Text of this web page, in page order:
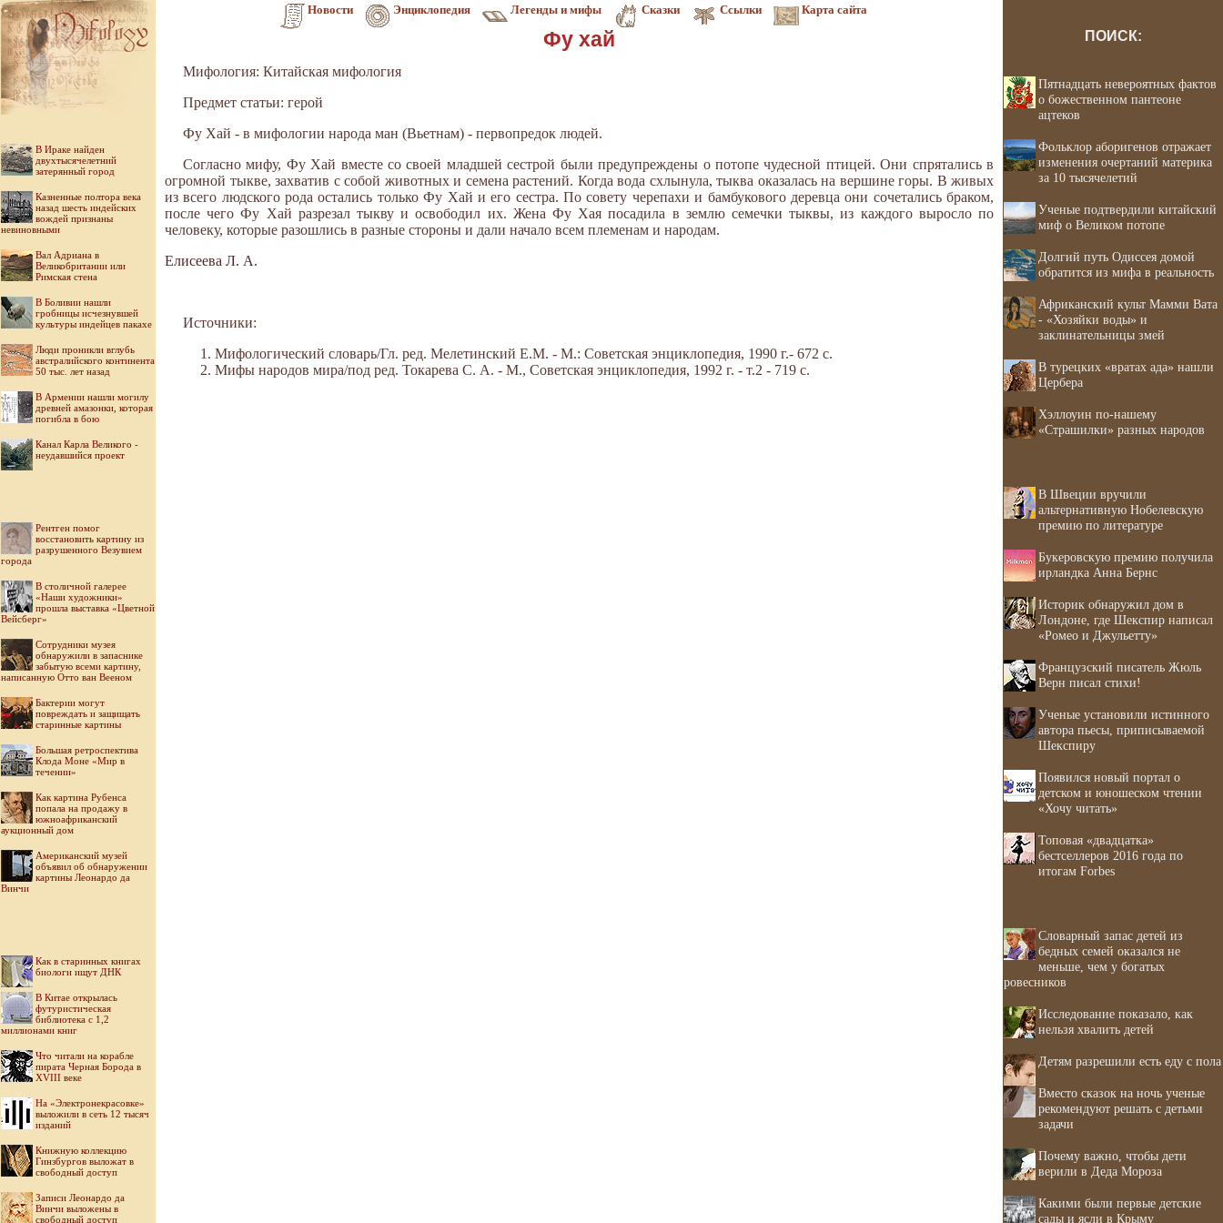
Новости Энциклопедия Легенды и мифы Сказки Ссылки Карта сайта
В Ираке найден
двухтысячелетний
затерянный город
Казненные полтора века
назад шесть индейских
вождей признаны
невиновными
Вал Адриана в
Великобритании или
Римская стена
В Боливии нашли
гробницы исчезнувшей
культуры индейцев пакахе
Люди проникли вглубь
австралийского континента
50 тыс. лет назад
В Армении нашли могилу
древней амазонки, которая
погибла в бою
Канал Карла Великого -
неудавшийся проект
Рентген помог
восстановить картину из
разрушенного Везувием
города
В столичной галерее
«Наши художники»
прошла выставка «Цветной
Вейсберг»
Cотрудники музея
обнаружили в запаснике
забытую всеми картину,
написанную Отто ван Вееном
Бактерии могут
повреждать и защищать
старинные картины
Большая ретроспектива
Клода Моне «Мир в
течении»
Как картина Рубенса
попала на продажу в
южноафриканский
аукционный дом
Американский музей
объявил об обнаружении
картины Леонардо да
Винчи
Как в старинных книгах
биологи ищут ДНК
В Китае открылась
футуристическая
библиотека с 1,2
миллионами книг
Что читали на корабле
пирата Черная Борода в
XVIII веке
На «Электронекрасовке»
выложили в сеть 12 тысяч
изданий
Книжную коллекцию
Гинзбургов выложат в
свободный доступ
Записи Леонардо да
Винчи выложены в
свободный доступ
Фу хай
Мифология: Китайская мифология
Предмет статьи: герой
Фу Хай - в мифологии народа ман (Вьетнам) - первопредок людей.
Согласно мифу, Фу Хай вместе со своей младшей сестрой были предупреждены о потопе чудесной птицей. Они спрятались в
огромной тыкве, захватив с собой животных и семена растений. Когда вода схлынула, тыква оказалась на вершине горы. В живых
из всего людского рода остались только Фу Хай и его сестра. По совету черепахи и бамбукового деревца они сочетались браком,
после чего Фу Хай разрезал тыкву и освободил их. Жена Фу Хая посадила в землю семечки тыквы, из каждого выросло по
человеку, которые разошлись в разные стороны и дали начало всем племенам и народам.
Елисеева Л. А.
Источники:
Мифологический словарь/Гл. ред. Мелетинский Е.М. - М.: Советская энциклопедия, 1990 г.- 672 с.
Мифы народов мира/под ред. Токарева С. А. - М., Советская энциклопедия, 1992 г. - т.2 - 719 с.
ПОИСК:
Пятнадцать невероятных фактов
о божественном пантеоне
ацтеков
Фольклор аборигенов отражает
изменения очертаний материка
за 10 тысячелетий
Ученые подтвердили китайский
миф о Великом потопе
Долгий путь Одиссея домой
обратится из мифа в реальность
Африканский культ Мамми Вата
- «Хозяйки воды» и
заклинательницы змей
В турецких «вратах ада» нашли
Цербера
Хэллоуин по-нашему
«Страшилки» разных народов
В Швеции вручили
альтернативную Нобелевскую
премию по литературе
Букеровскую премию получила
ирландка Анна Бернс
Историк обнаружил дом в
Лондоне, где Шекспир написал
«Ромео и Джульетту»
Французский писатель Жюль
Верн писал стихи!
Ученые установили истинного
автора пьесы, приписываемой
Шекспиру
Появился новый портал о
детском и юношеском чтении
«Хочу читать»
Топовая «двадцатка»
бестселлеров 2016 года по
итогам Forbes
Словарный запас детей из
бедных семей оказался не
меньше, чем у богатых
ровесников
Исследование показало, как
нельзя хвалить детей
Детям разрешили есть еду с пола
Вместо сказок на ночь ученые
рекомендуют решать с детьми
задачи
Почему важно, чтобы дети
верили в Деда Мороза
Какими были первые детские
сады и ясли в Крыму